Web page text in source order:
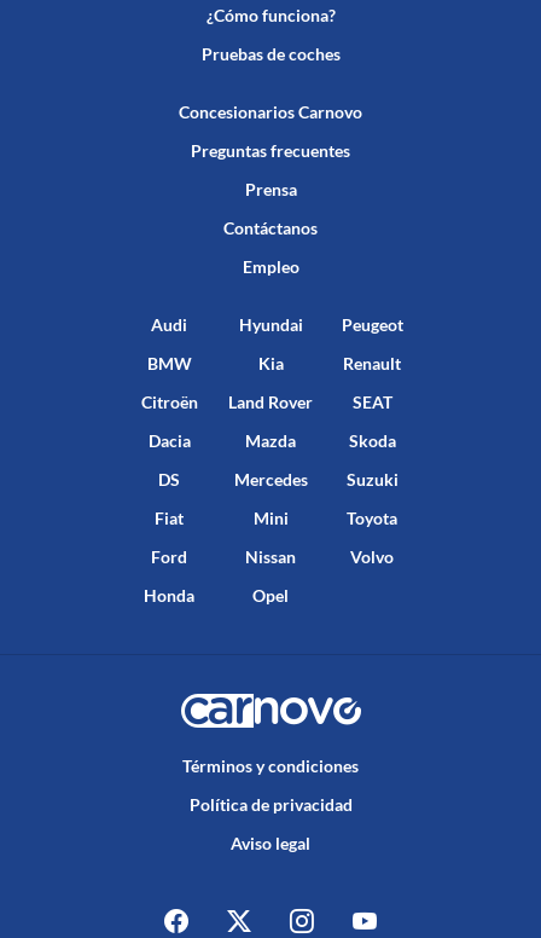
¿Cómo funciona?
Pruebas de coches
Concesionarios Carnovo
Preguntas frecuentes
Prensa
Contáctanos
Empleo
Audi
BMW
Citroën
Dacia
DS
Fiat
Ford
Honda
Hyundai
Kia
Land Rover
Mazda
Mercedes
Mini
Nissan
Opel
Peugeot
Renault
SEAT
Skoda
Suzuki
Toyota
Volvo
Términos y condiciones
Política de privacidad
Aviso legal